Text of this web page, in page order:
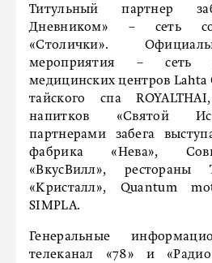
Титульный партнер
Дневником» – сеть
«Столички».
мероприятия – сеть
медицинских центров Lahta
тайского спа
напитков «Святой
партнерами забега
фабрика «Нева»,
«ВкусВилл»,
«Кристалл», Quantum
SIMPLA.
Генеральные
телеканал «78» и